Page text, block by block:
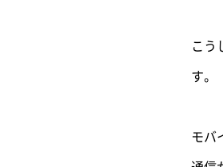
こう
す。
モバ